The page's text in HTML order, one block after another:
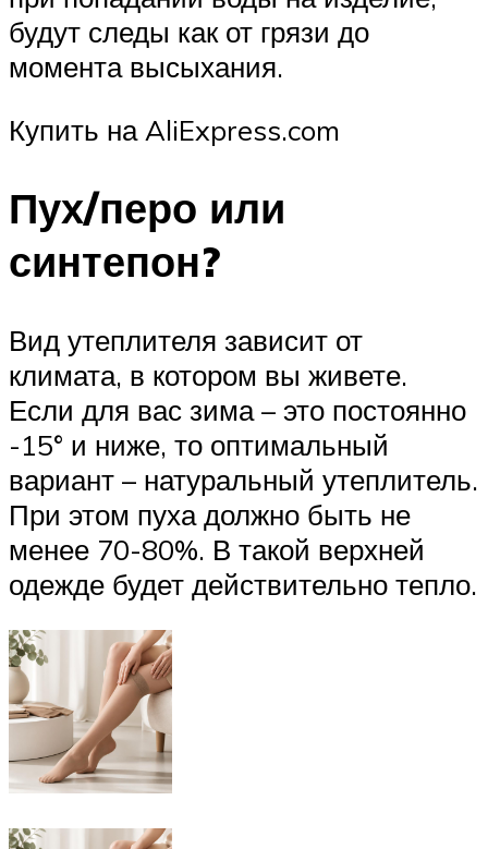
будут следы как от грязи до
момента высыхания.
Купить на AliExpress.com
Пух/перо или
синтепон?
Вид утеплителя зависит от
климата, в котором вы живете.
Если для вас зима – это постоянно
-15° и ниже, то оптимальный
вариант – натуральный утеплитель.
При этом пуха должно быть не
менее 70-80%. В такой верхней
одежде будет действительно тепло.